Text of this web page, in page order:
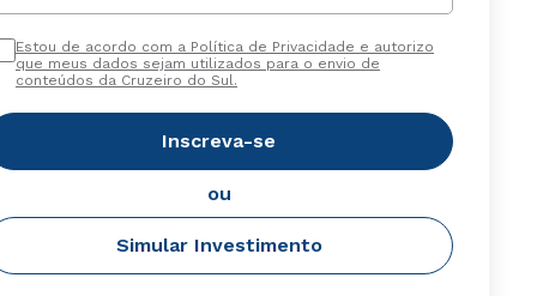
Estou de acordo com a Política de Privacidade e autorizo
que meus dados sejam utilizados para o envio de
conteúdos da Cruzeiro do Sul.
Inscreva-se
ou
Simular Investimento